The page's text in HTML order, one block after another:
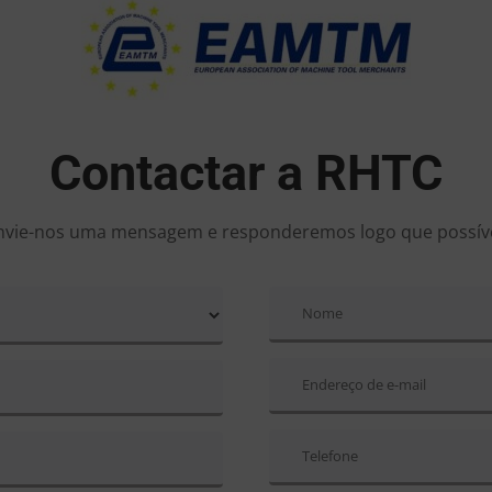
Contactar a RHTC
nos uma mensagem e responderemos logo que